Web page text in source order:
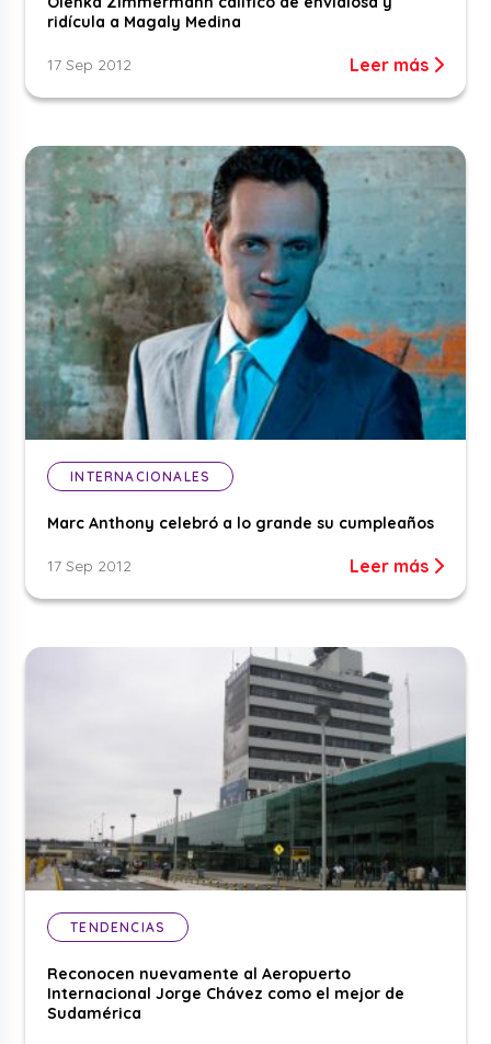
ridícula a Magaly Medina
17 Sep 2012 Leer más
INTERNACIONALES
Marc Anthony celebró a lo grande su cumpleaños
17 Sep 2012 Leer más
TENDENCIAS
Reconocen nuevamente al Aeropuerto
Internacional Jorge Chávez como el mejor de
Sudamérica